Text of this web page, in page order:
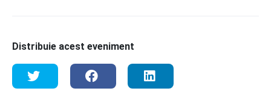
Distribuie acest eveniment